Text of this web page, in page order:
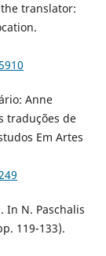
translator:
Anne
traduções de
Em Artes
In N. Paschalis
119-133).